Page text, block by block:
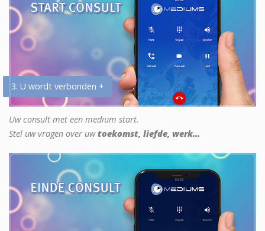
3. U wordt verbonden +
Uw consult met een medium start.
Stel uw vragen over uwtoekomst, liefde, werk...